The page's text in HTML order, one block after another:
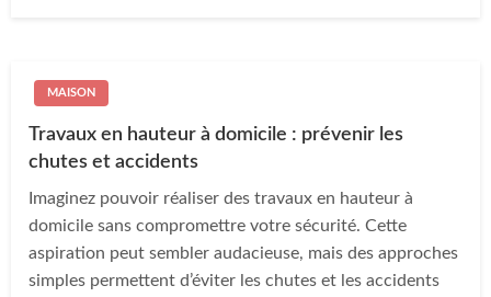
MAISON
Travaux en hauteur à domicile : prévenir les
chutes et accidents
Imaginez pouvoir réaliser des travaux en hauteur à
domicile sans compromettre votre sécurité. Cette
aspiration peut sembler audacieuse, mais des approches
simples permettent d’éviter les chutes et les accidents